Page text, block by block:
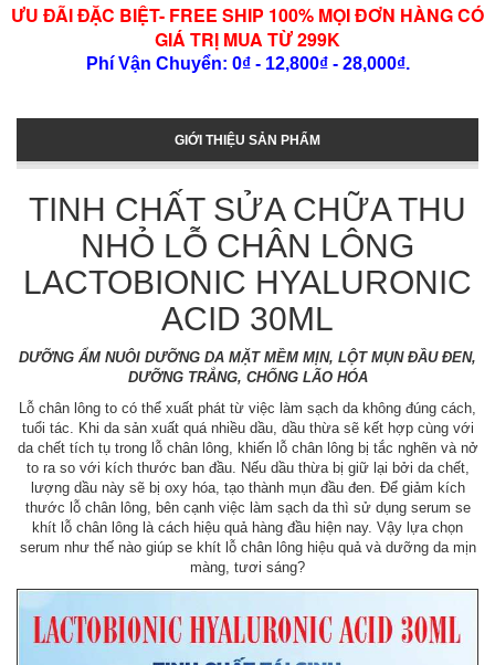
ƯU ĐÃI ĐẶC BIỆT- FREE SHIP 100% MỌI ĐƠN HÀNG CÓ
GIÁ TRỊ MUA TỪ 299K
Phí Vận Chuyển: 0₫ - 12,800₫ - 28,000₫.
GIỚI THIỆU SẢN PHẨM
TINH CHẤT SỬA CHỮA THU
NHỎ LỖ CHÂN LÔNG
LACTOBIONIC HYALURONIC
ACID 30ML
DƯỠNG ẨM NUÔI DƯỠNG DA MẶT MỀM MỊN, LỘT MỤN ĐẦU ĐEN,
DƯỠNG TRẮNG, CHỐNG LÃO HÓA
Lỗ chân lông to có thể xuất phát từ việc làm sạch da không đúng cách,
tuổi tác. Khi da sản xuất quá nhiều dầu, dầu thừa sẽ kết hợp cùng với
da chết tích tụ trong lỗ chân lông, khiến lỗ chân lông bị tắc nghẽn và nở
to ra so với kích thước ban đầu. Nếu dầu thừa bị giữ lại bởi da chết,
lượng dầu này sẽ bị oxy hóa, tạo thành mụn đầu đen. Để giảm kích
thước lỗ chân lông, bên cạnh việc làm sạch da thì sử dụng serum se
khít lỗ chân lông là cách hiệu quả hàng đầu hiện nay. Vậy lựa chọn
serum như thế nào giúp se khít lỗ chân lông hiệu quả và dưỡng da mịn
màng, tươi sáng?